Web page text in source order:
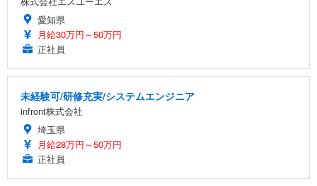
愛知県
月給30万円～50万円
正社員
未経験可/研修充実/システムエンジニア
infront株式会社
埼玉県
月給28万円～50万円
正社員